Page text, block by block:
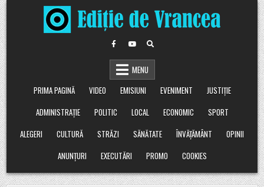
Skip
to
content
MENU
PRIMA PAGINĂ
VIDEO EMISIUNI EVENIMENT
JUSTIȚIE
ADMINISTRAȚIE
POLITIC LOCAL ECONOMIC
SPORT
ALEGERI
CULTURĂ STRĂZI SĂNĂTATE ÎNVĂȚĂMÂNT
OPINII
ANUNȚURI
EXECUTĂRI PROMO COOKIES